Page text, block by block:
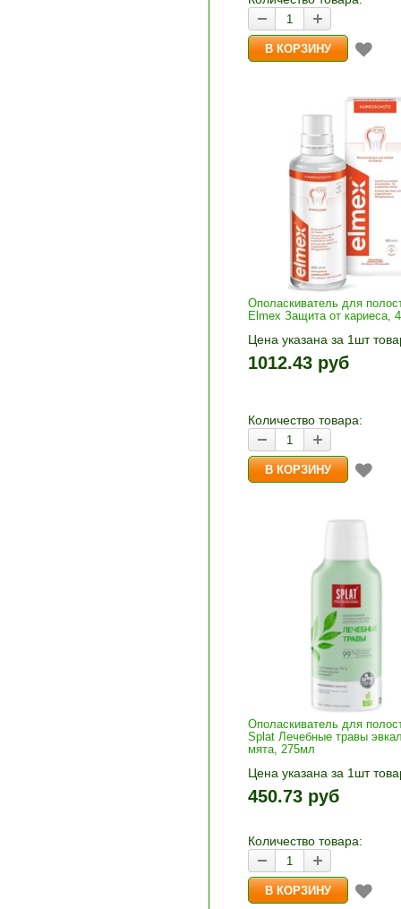
Ополаскиватель для
Elmex Защита от кариеса,
Цена указана за 1шт
1шт прибавляется
и «-». Выберите нужное
1012.43 руб
Количество товара:
Ополаскиватель для
Splat Лечебные травы
мята, 275мл
Цена указана за 1шт
1шт прибавляется
и «-». Выберите нужное
корзину»
450.73 руб
Количество товара: